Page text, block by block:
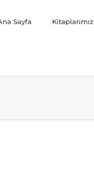
Sayfa Kitaplarımız